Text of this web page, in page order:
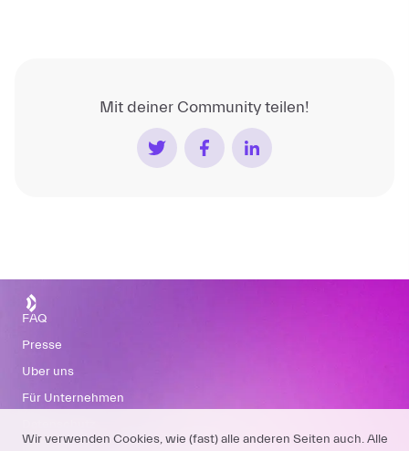
Mit deiner Community teilen!
FAQ
Presse
Über uns
Für Unternehmen
Wir verwenden Cookies, wie (fast) alle anderen Seiten auch. Alle